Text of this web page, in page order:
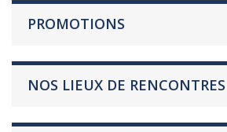
PROMOTIONS
NOS LIEUX DE RENCONTRES